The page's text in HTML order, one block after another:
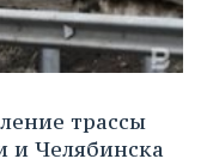
трассы
и Челябинска